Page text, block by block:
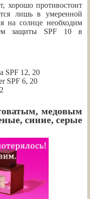
хорошо противостоит
лишь в умеренной
на солнце необходим
защиты SPF 10 в
SPF 12, 20
SPF 6, 20
медовым
синие, серые